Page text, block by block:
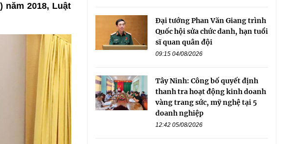
năm 2018, Luật
Đại tướng Phan Văn Giang trình
Quốc hội sửa chức danh, hạn tuổi
sĩ quan quân đội
09:15 04/08/2026
Tây Ninh: Công bố quyết định
thanh tra hoạt động kinh doanh
vàng trang sức, mỹ nghệ tại 5
doanh nghiệp
12:42 05/08/2026